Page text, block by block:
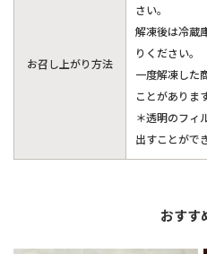
お召し上がり方法
さい。
解凍後は冷蔵
りください。
一度解凍した
ことがありま
＊透明のフィ
出すことがで
おすす